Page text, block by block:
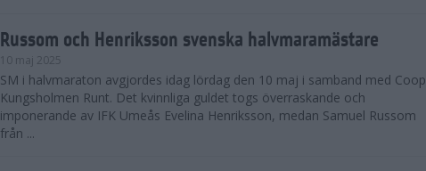
Russom och Henriksson svenska halvmaramästare
10 maj 2025
SM i halvmaraton avgjordes idag lördag den 10 maj i samband med Coop
Kungsholmen Runt. Det kvinnliga guldet togs överraskande och
imponerande av IFK Umeås Evelina Henriksson, medan Samuel Russom
från ...